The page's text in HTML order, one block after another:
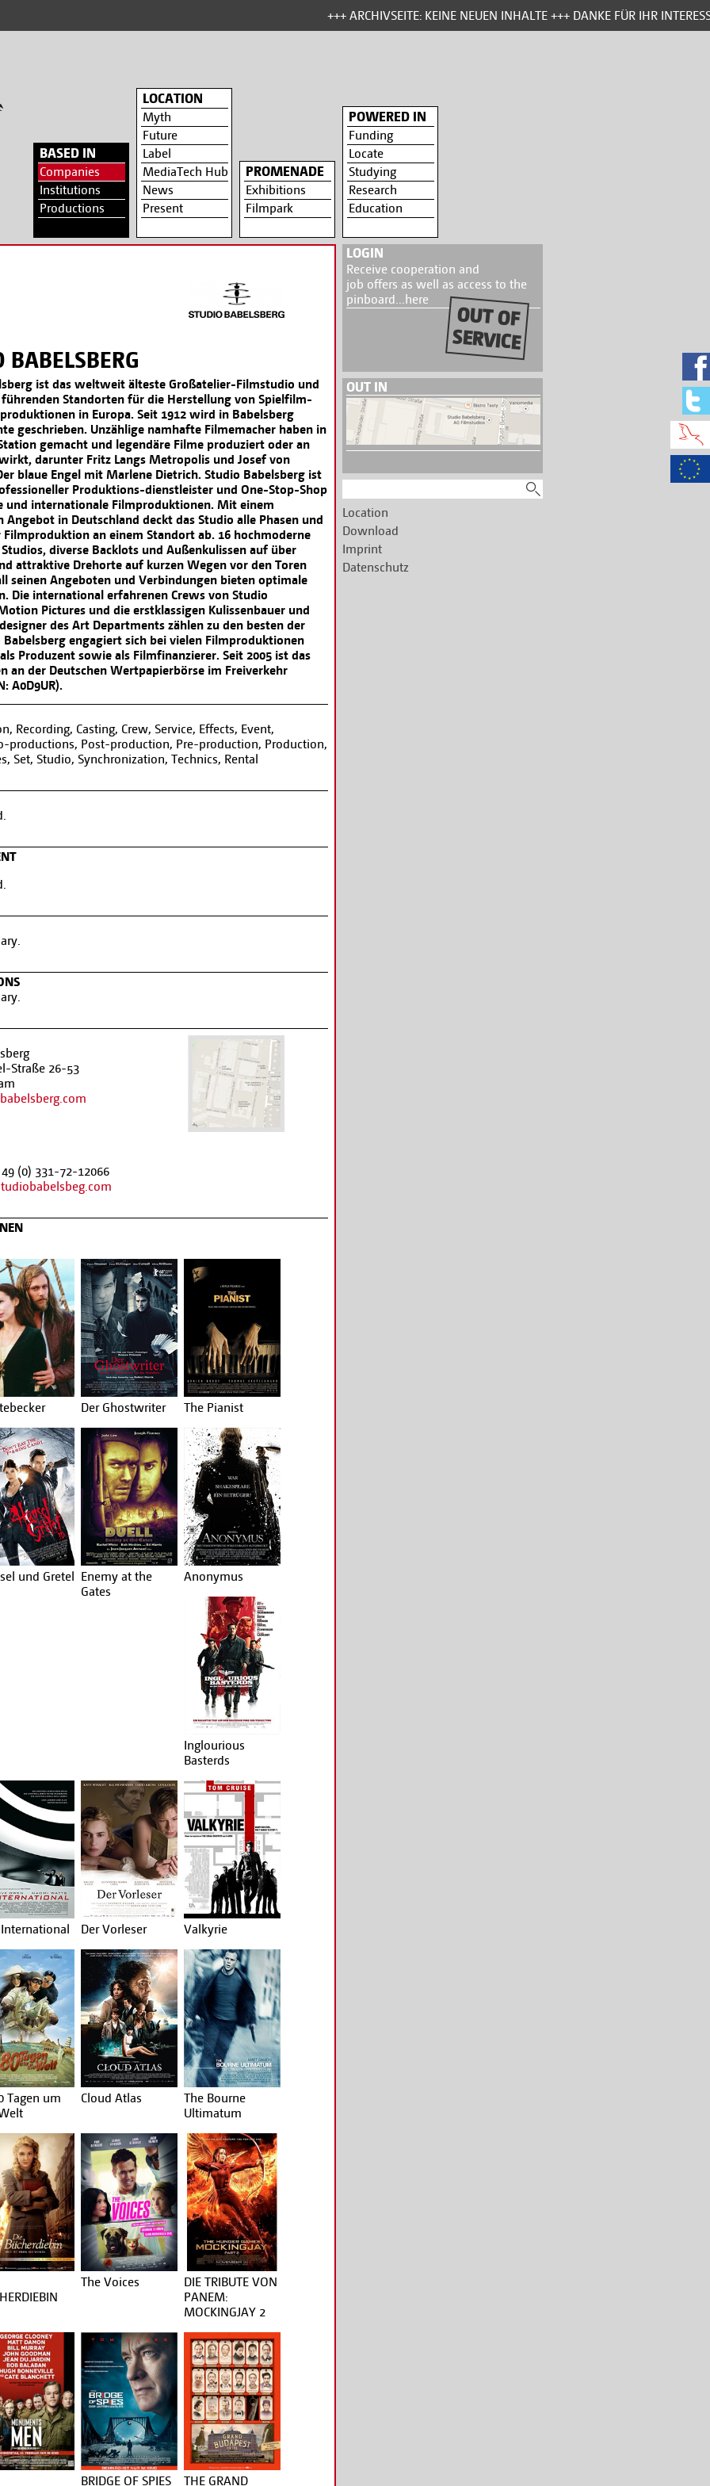
+++ ARCHIVSEITE: KEINE NEUEN INHALTE +++ DANKE FÜR IHR INTERESSE AN
BASED IN
Companies
Institutions
Productions
LOCATION
Myth
Future
Label
MediaTech Hub
News
Present
PROMENADE
Exhibitions
Filmpark
POWERED IN
Funding
Locate
Studying
Research
Education
LOGIN
Receive cooperation and
job offers as well as access to the
pinboard...here
OUT OF
SERVICE
OUT IN
Location
Download
Imprint
Datenschutz
BABELSBERG
ist das weltweit älteste Großatelier-Filmstudio und
Standorten für die Herstellung von Spielfilm-
in Europa. Seit 1912 wird in Babelsberg
geschrieben. Unzählige namhafte Filmemacher haben in
gemacht und legendäre Filme produziert oder an
darunter Fritz Langs Metropolis und Josef von
blaue Engel mit Marlene Dietrich. Studio Babelsberg ist
Produktions-dienstleister und One-Stop-Shop
und internationale Filmproduktionen. Mit einem
Angebot in Deutschland deckt das Studio alle Phasen und
Filmproduktion an einem Standort ab. 16 hochmoderne
diverse Backlots und Außenkulissen auf über
attraktive Drehorte auf kurzen Wegen vor den Toren
seinen Angeboten und Verbindungen bieten optimale
Die international erfahrenen Crews von Studio
Pictures und die erstklassigen Kulissenbauer und
des Art Departments zählen zu den besten der
engagiert sich bei vielen Filmproduktionen
Produzent sowie als Filmfinanzierer. Seit 2005 ist das
an der Deutschen Wertpapierbörse im Freiverkehr
A0D9UR).
Recording, Casting, Crew, Service, Effects, Event,
productions, Post-production, Pre-production, Production,
Set, Studio, Synchronization, Technics, Rental
Straße 26-53
(0) 331-72-12066
Der Ghostwriter The Pianist
und Gretel Enemy at the
Gates
Anonymus
Inglourious
Basterds
Der Vorleser Valkyrie
Tagen um
Cloud Atlas
The Bourne
Ultimatum
The Voices
DIE TRIBUTE VON
PANEM:
MOCKINGJAY 2
BRIDGE OF SPIES THE GRAND